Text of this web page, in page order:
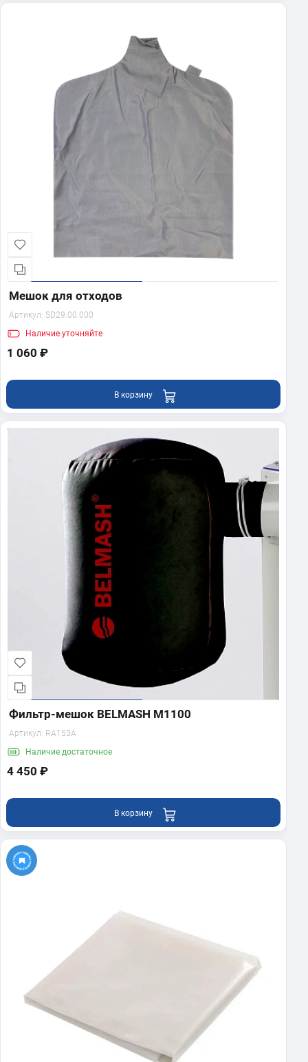
Мешок для отходов
Артикул: SD29.00.000
Наличие уточняйте
1 060 ₽
В корзину
Фильтр-мешок BELMASH M1100
Артикул: RA153A
Наличие достаточное
4 450 ₽
В корзину